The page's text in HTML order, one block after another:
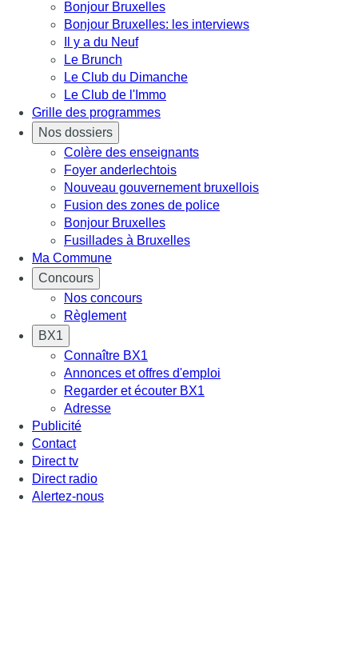
Bonjour Bruxelles
Bonjour Bruxelles: les interviews
Il y a du Neuf
Le Brunch
Le Club du Dimanche
Le Club de l'Immo
Grille des programmes
Nos dossiers
Colère des enseignants
Foyer anderlechtois
Nouveau gouvernement bruxellois
Fusion des zones de police
Bonjour Bruxelles
Fusillades à Bruxelles
Ma Commune
Concours
Nos concours
Règlement
BX1
Connaître BX1
Annonces et offres d'emploi
Regarder et écouter BX1
Adresse
Publicité
Contact
Direct tv
Direct radio
Alertez-nous